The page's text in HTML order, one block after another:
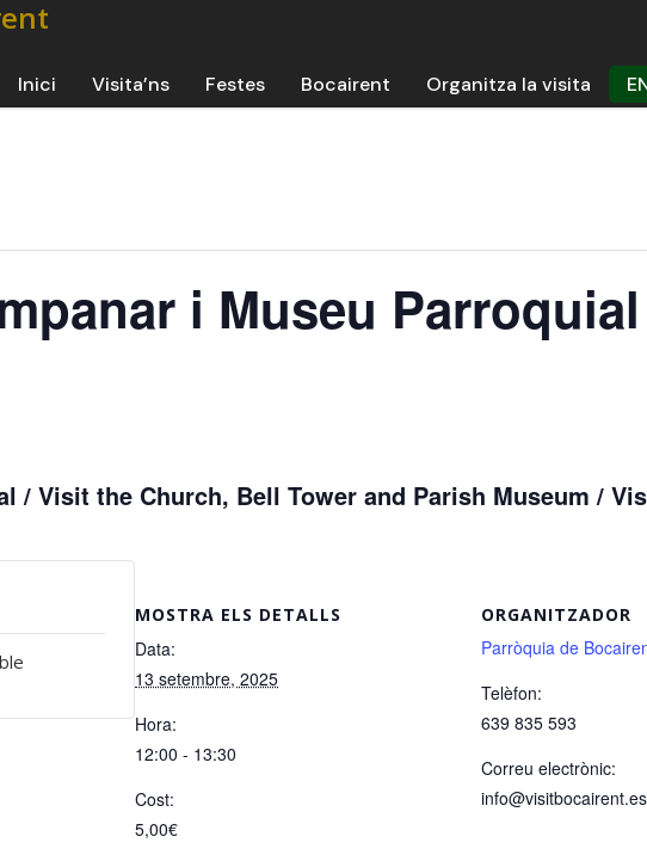
Inici Visita’ns Festes Bocairent Organitza la visita
i Museu Parroquial
/ Visit the Church, Bell Tower and Parish Museum /
MOSTRA ELS DETALLS
Data:
13 setembre, 2025
Hora:
12:00 - 13:30
Cost:
5,00€
ORGANITZADOR
Parròquia de
Telèfon:
639 835 593
Correu electrònic:
info@visitbocairent.es